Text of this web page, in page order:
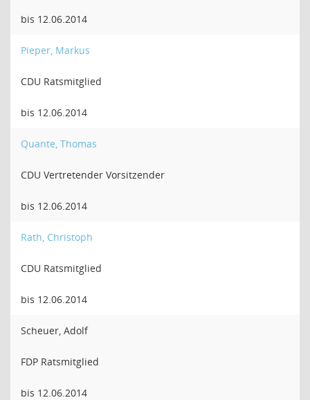
bis 12.06.2014
Pieper, Markus
CDU Ratsmitglied
bis 12.06.2014
Quante, Thomas
CDU Vertretender Vorsitzender
bis 12.06.2014
Rath, Christoph
CDU Ratsmitglied
bis 12.06.2014
Scheuer, Adolf
FDP Ratsmitglied
bis 12.06.2014